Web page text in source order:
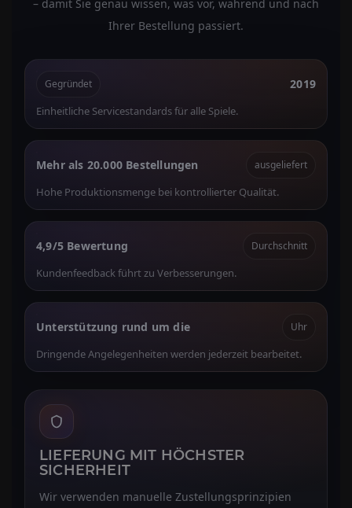
– damit Sie genau wissen, was vor, während und nach
Ihrer Bestellung passiert.
Gegründet 2019
Einheitliche Servicestandards für alle Spiele.
Mehr als 20.000 Bestellungen ausgeliefert
Hohe Produktionsmenge bei kontrollierter Qualität.
4,9/5 Bewertung Durchschnitt
Kundenfeedback führt zu Verbesserungen.
Unterstützung rund um die Uhr
Dringende Angelegenheiten werden jederzeit bearbeitet.
LIEFERUNG MIT HÖCHSTER
SICHERHEIT
Wir verwenden manuelle Zustellungsprinzipien